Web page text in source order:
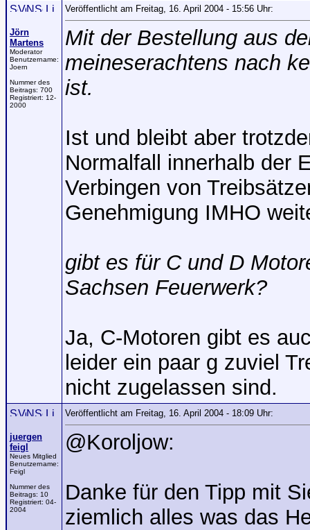
Jörn
Martens
Moderator
Benutzername:
Joern
Nummer des
Beitrags: 700
Registriert: 12-
2000
Veröffentlicht am Freitag, 16. April 2004 - 15:56 Uhr:
Mit der Bestellung aus
meineserachtens nach
ist.
Ist und bleibt aber
Normalfall innerhalb der
Verbingen von
Genehmigung IMHO
gibt es für C und D
Sachsen Feuerwerk?
Ja, C-Motoren gibt es
leider ein paar g zuviel
nicht zugelassen sind.
juergen
feigl
Neues Mitglied
Benutzername:
Feigl
Nummer des
Beitrags: 10
Registriert: 04-
2004
Veröffentlicht am Freitag, 16. April 2004 - 18:09 Uhr:
@Koroljow:
Danke für den Tipp mit
ziemlich alles was das